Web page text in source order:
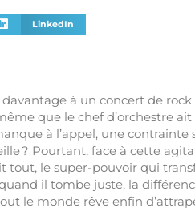
LinkedIn
à un concert de rock
que le chef d’orchestre
à l’appel, une
? Pourtant, face à cette
tout, le super-pouvoir qui
il tombe juste, la
le monde rêve enfin